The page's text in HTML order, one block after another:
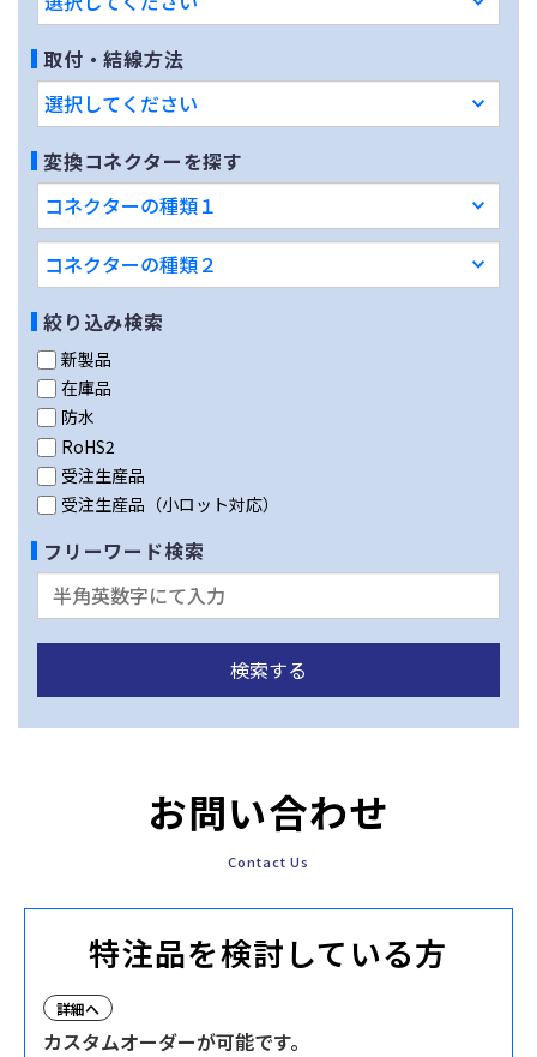
取付・結線方法
変換コネクターを探す
絞り込み検索
新製品
在庫品
防水
RoHS2
受注生産品
受注生産品（小ロット対応）
フリーワード検索
お問い合わせ
Contact Us
特注品を検討している方
詳細へ
カスタムオーダーが可能です。